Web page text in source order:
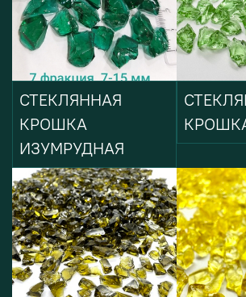
СТЕКЛЯННАЯ
КРОШКА
ИЗУМРУДНАЯ